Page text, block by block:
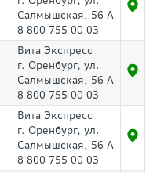
Салмышская, 56 А
8 800 755 00 03
Вита Экспресс
г. Оренбург, ул.
Салмышская, 56 А
8 800 755 00 03
Вита Экспресс
г. Оренбург, ул.
Салмышская, 56 А
8 800 755 00 03